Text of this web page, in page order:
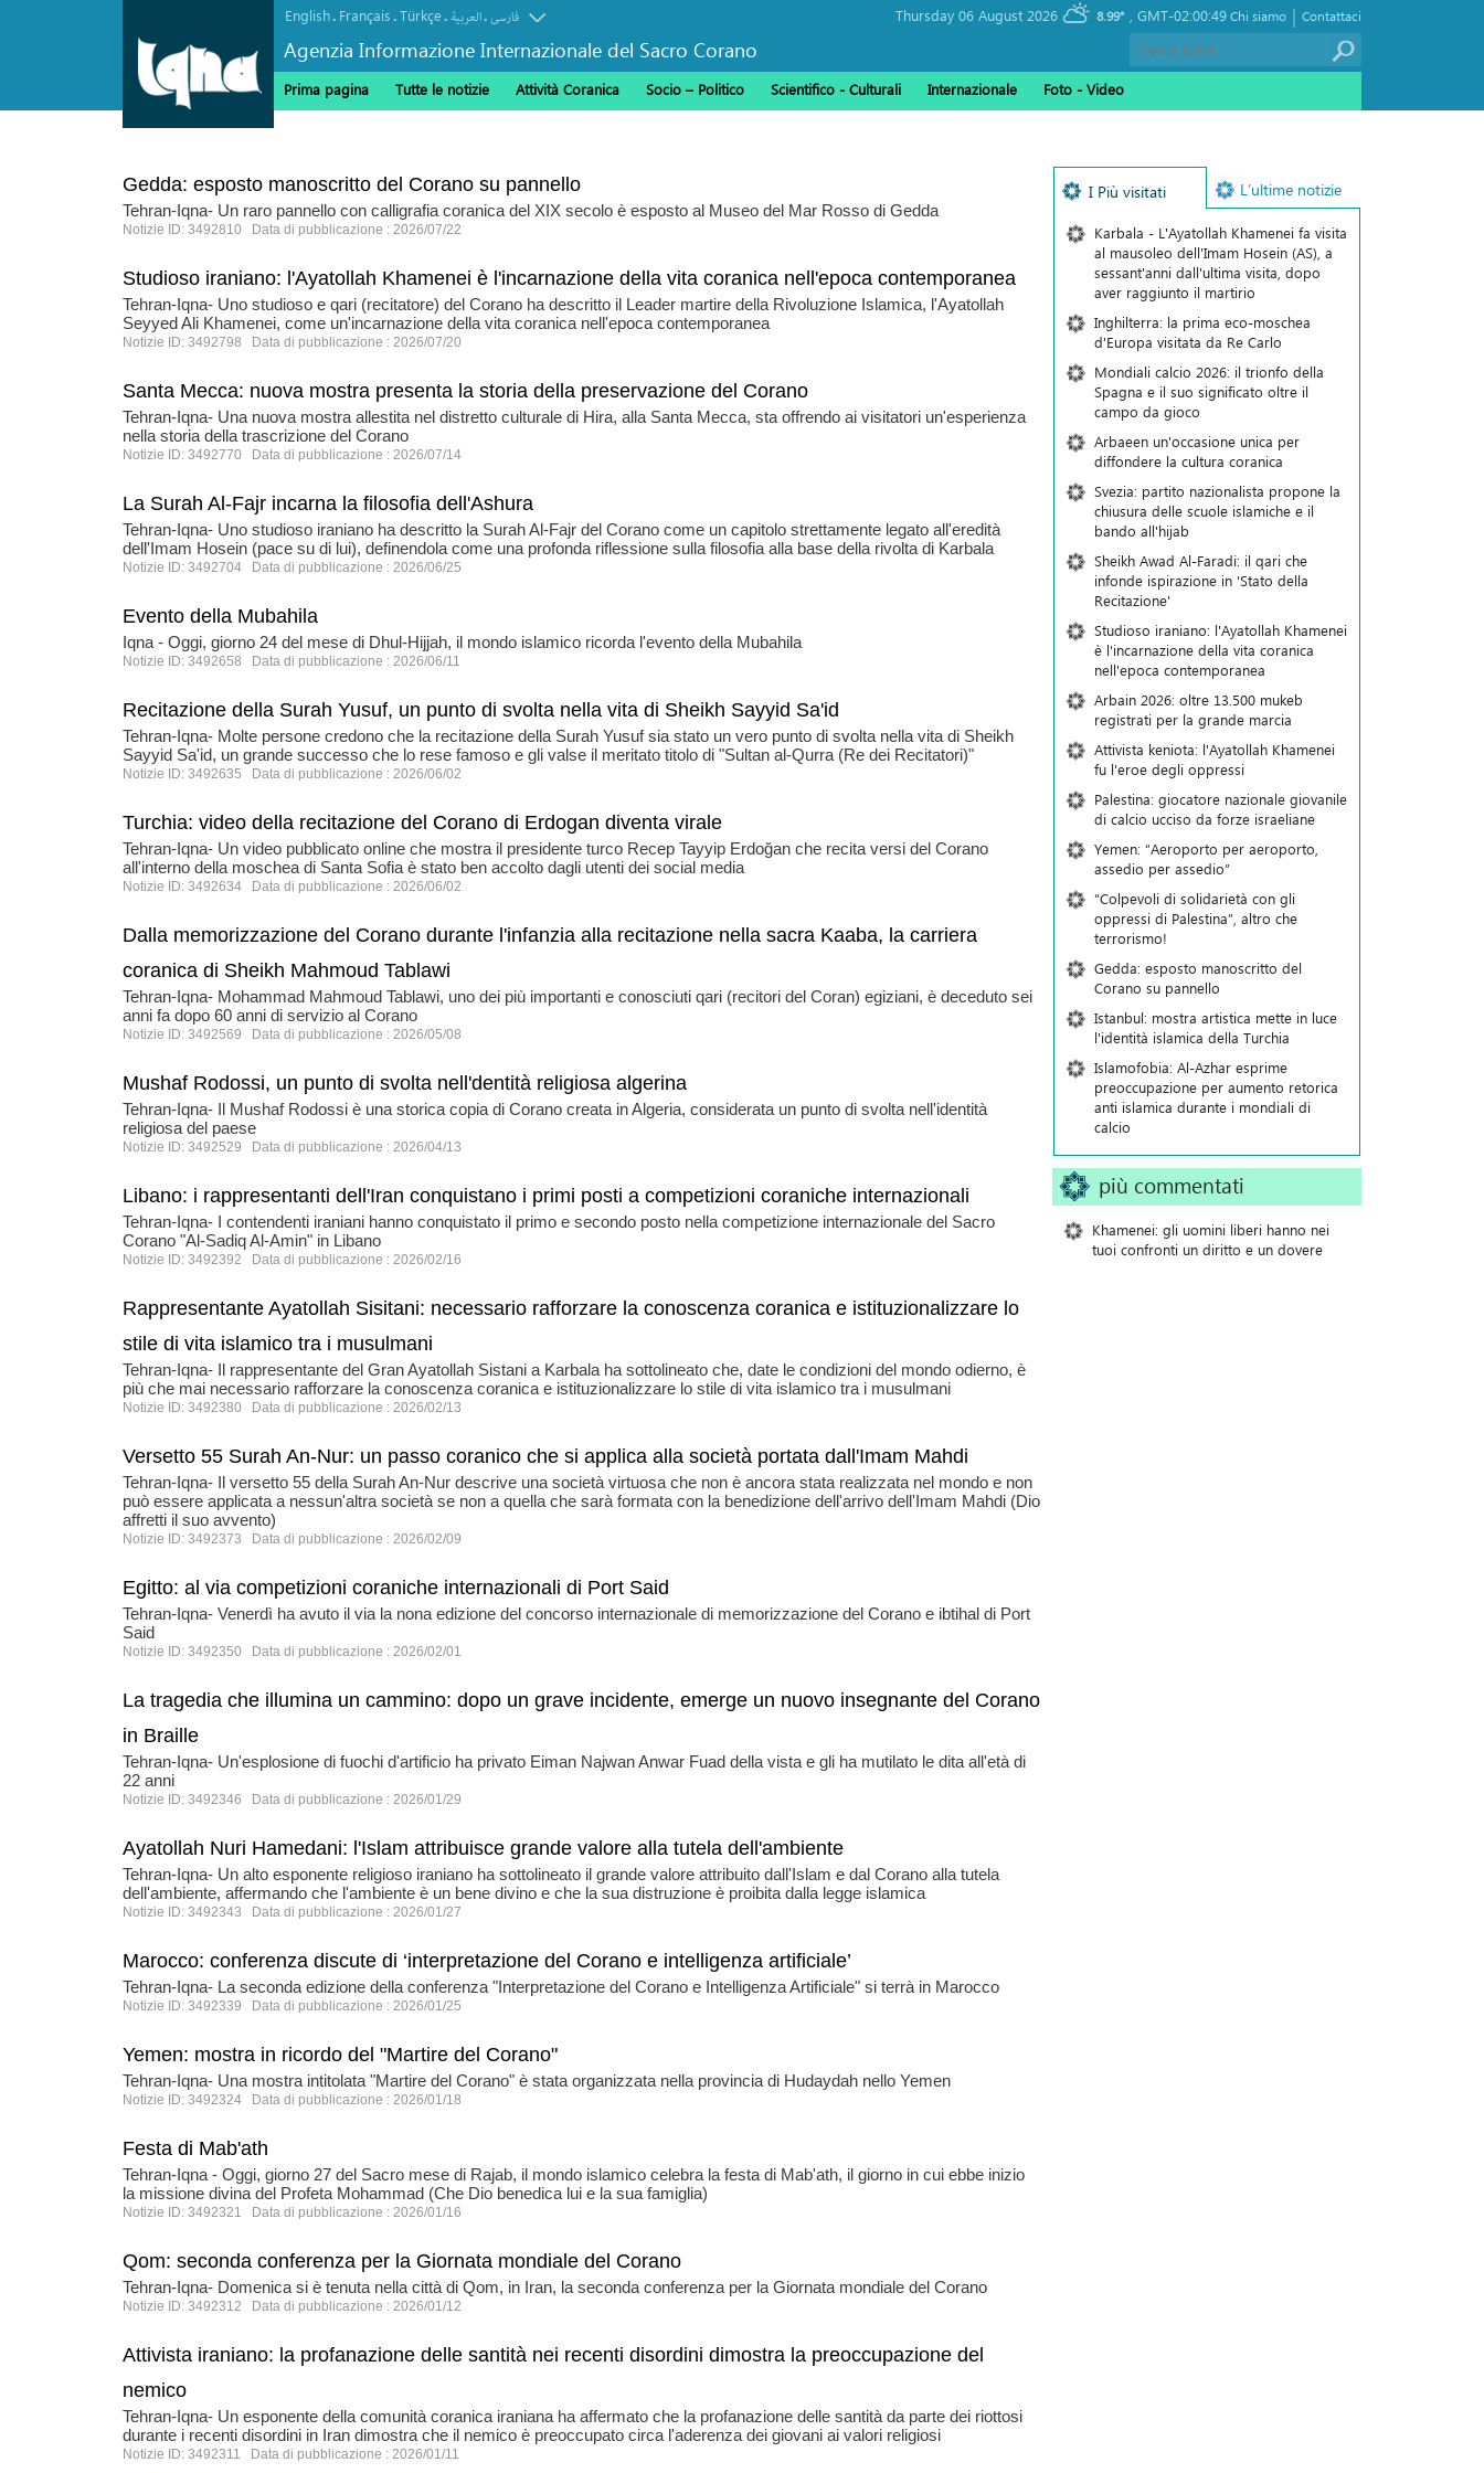
Agenzia Informazione Internazionale del Sacro Corano
English. Français.Türkçe. العربیة.فارسی GMT-02:00:49
8.99° Contattaci
|
Chi siamo
Prima pagina Tutte le notizie Attività Coranica Socio – Politico Scientifico - Culturali Internazionale Foto - Video
Gedda: esposto manoscritto del Corano su pannello
Tehran-Iqna- Un raro pannello con calligrafia coranica del XIX secolo è esposto al Museo del Mar Rosso di Gedda
Notizie ID: 3492810 Data di pubblicazione : 2026/07/22
Studioso iraniano: l'Ayatollah Khamenei è l'incarnazione della vita coranica nell'epoca contemporanea
Tehran-Iqna- Uno studioso e qari (recitatore) del Corano ha descritto il Leader martire della Rivoluzione Islamica, l'Ayatollah
Seyyed Ali Khamenei, come un'incarnazione della vita coranica nell'epoca contemporanea
Notizie ID: 3492798 Data di pubblicazione : 2026/07/20
Santa Mecca: nuova mostra presenta la storia della preservazione del Corano
Tehran-Iqna- Una nuova mostra allestita nel distretto culturale di Hira, alla Santa Mecca, sta offrendo ai visitatori un'esperienza
nella storia della trascrizione del Corano
Notizie ID: 3492770 Data di pubblicazione : 2026/07/14
La Surah Al-Fajr incarna la filosofia dell'Ashura
Tehran-Iqna- Uno studioso iraniano ha descritto la Surah Al-Fajr del Corano come un capitolo strettamente legato all'eredità
dell'Imam Hosein (pace su di lui), definendola come una profonda riflessione sulla filosofia alla base della rivolta di Karbala
Notizie ID: 3492704 Data di pubblicazione : 2026/06/25
Evento della Mubahila
Iqna - Oggi, giorno 24 del mese di Dhul-Hijjah, il mondo islamico ricorda l'evento della Mubahila
Notizie ID: 3492658 Data di pubblicazione : 2026/06/11
Recitazione della Surah Yusuf, un punto di svolta nella vita di Sheikh Sayyid Sa'id
Tehran-Iqna- Molte persone credono che la recitazione della Surah Yusuf sia stato un vero punto di svolta nella vita di Sheikh
Sayyid Sa'id, un grande successo che lo rese famoso e gli valse il meritato titolo di "Sultan al-Qurra (Re dei Recitatori)"
Notizie ID: 3492635 Data di pubblicazione : 2026/06/02
Turchia: video della recitazione del Corano di Erdogan diventa virale
Tehran-Iqna- Un video pubblicato online che mostra il presidente turco Recep Tayyip Erdoğan che recita versi del Corano
all'interno della moschea di Santa Sofia è stato ben accolto dagli utenti dei social media
Notizie ID: 3492634 Data di pubblicazione : 2026/06/02
Dalla memorizzazione del Corano durante l'infanzia alla recitazione nella sacra Kaaba, la carriera
coranica di Sheikh Mahmoud Tablawi
Tehran-Iqna- Mohammad Mahmoud Tablawi, uno dei più importanti e conosciuti qari (recitori del Coran) egiziani, è deceduto sei
anni fa dopo 60 anni di servizio al Corano
Notizie ID: 3492569 Data di pubblicazione : 2026/05/08
Mushaf Rodossi, un punto di svolta nell'dentità religiosa algerina
Tehran-Iqna- Il Mushaf Rodossi è una storica copia di Corano creata in Algeria, considerata un punto di svolta nell'identità
religiosa del paese
Notizie ID: 3492529 Data di pubblicazione : 2026/04/13
Libano: i rappresentanti dell'Iran conquistano i primi posti a competizioni coraniche internazionali
Tehran-Iqna- I contendenti iraniani hanno conquistato il primo e secondo posto nella competizione internazionale del Sacro
Corano "Al-Sadiq Al-Amin" in Libano
Notizie ID: 3492392 Data di pubblicazione : 2026/02/16
Rappresentante Ayatollah Sisitani: necessario rafforzare la conoscenza coranica e istituzionalizzare lo
stile di vita islamico tra i musulmani
Tehran-Iqna- Il rappresentante del Gran Ayatollah Sistani a Karbala ha sottolineato che, date le condizioni del mondo odierno, è
più che mai necessario rafforzare la conoscenza coranica e istituzionalizzare lo stile di vita islamico tra i musulmani
Notizie ID: 3492380 Data di pubblicazione : 2026/02/13
Versetto 55 Surah An-Nur: un passo coranico che si applica alla società portata dall'Imam Mahdi
Tehran-Iqna- Il versetto 55 della Surah An-Nur descrive una società virtuosa che non è ancora stata realizzata nel mondo e non
può essere applicata a nessun'altra società se non a quella che sarà formata con la benedizione dell'arrivo dell'Imam Mahdi (Dio
affretti il suo avvento)
Notizie ID: 3492373 Data di pubblicazione : 2026/02/09
Egitto: al via competizioni coraniche internazionali di Port Said
Tehran-Iqna- Venerdì ha avuto il via la nona edizione del concorso internazionale di memorizzazione del Corano e ibtihal di Port
Said
Notizie ID: 3492350 Data di pubblicazione : 2026/02/01
La tragedia che illumina un cammino: dopo un grave incidente, emerge un nuovo insegnante del Corano
in Braille
Tehran-Iqna- Un'esplosione di fuochi d'artificio ha privato Eiman Najwan Anwar Fuad della vista e gli ha mutilato le dita all'età di
22 anni
Notizie ID: 3492346 Data di pubblicazione : 2026/01/29
Ayatollah Nuri Hamedani: l'Islam attribuisce grande valore alla tutela dell'ambiente
Tehran-Iqna- Un alto esponente religioso iraniano ha sottolineato il grande valore attribuito dall'Islam e dal Corano alla tutela
dell'ambiente, affermando che l'ambiente è un bene divino e che la sua distruzione è proibita dalla legge islamica
Notizie ID: 3492343 Data di pubblicazione : 2026/01/27
Marocco: conferenza discute di ‘interpretazione del Corano e intelligenza artificiale’
Tehran-Iqna- La seconda edizione della conferenza "Interpretazione del Corano e Intelligenza Artificiale" si terrà in Marocco
Notizie ID: 3492339 Data di pubblicazione : 2026/01/25
Yemen: mostra in ricordo del "Martire del Corano"
Tehran-Iqna- Una mostra intitolata "Martire del Corano" è stata organizzata nella provincia di Hudaydah nello Yemen
Notizie ID: 3492324 Data di pubblicazione : 2026/01/18
Festa di Mab'ath
Tehran-Iqna - Oggi, giorno 27 del Sacro mese di Rajab, il mondo islamico celebra la festa di Mab'ath, il giorno in cui ebbe inizio
la missione divina del Profeta Mohammad (Che Dio benedica lui e la sua famiglia)
Notizie ID: 3492321 Data di pubblicazione : 2026/01/16
Qom: seconda conferenza per la Giornata mondiale del Corano
Tehran-Iqna- Domenica si è tenuta nella città di Qom, in Iran, la seconda conferenza per la Giornata mondiale del Corano
Notizie ID: 3492312 Data di pubblicazione : 2026/01/12
Attivista iraniano: la profanazione delle santità nei recenti disordini dimostra la preoccupazione del
nemico
Tehran-Iqna- Un esponente della comunità coranica iraniana ha affermato che la profanazione delle santità da parte dei riottosi
durante i recenti disordini in Iran dimostra che il nemico è preoccupato circa l'aderenza dei giovani ai valori religiosi
Notizie ID: 3492311 Data di pubblicazione : 2026/01/11
I Più visitati L’ultime notizie
Karbala - L'Ayatollah Khamenei fa visita
al mausoleo dell'Imam Hosein (AS), a
sessant'anni dall'ultima visita, dopo
aver raggiunto il martirio
Inghilterra: la prima eco-moschea
d'Europa visitata da Re Carlo
Mondiali calcio 2026: il trionfo della
Spagna e il suo significato oltre il
campo da gioco
Arbaeen un'occasione unica per
diffondere la cultura coranica
Svezia: partito nazionalista propone la
chiusura delle scuole islamiche e il
bando all'hijab
Sheikh Awad Al-Faradi: il qari che
infonde ispirazione in 'Stato della
Recitazione'
Studioso iraniano: l'Ayatollah Khamenei
è l'incarnazione della vita coranica
nell'epoca contemporanea
Arbain 2026: oltre 13.500 mukeb
registrati per la grande marcia
Attivista keniota: l'Ayatollah Khamenei
fu l'eroe degli oppressi
Palestina: giocatore nazionale giovanile
di calcio ucciso da forze israeliane
Yemen: “Aeroporto per aeroporto,
assedio per assedio”
“Colpevoli di solidarietà con gli
oppressi di Palestina”, altro che
terrorismo!
Gedda: esposto manoscritto del
Corano su pannello
Istanbul: mostra artistica mette in luce
l'identità islamica della Turchia
Islamofobia: Al-Azhar esprime
preoccupazione per aumento retorica
anti islamica durante i mondiali di
calcio
più commentati
Khamenei: gli uomini liberi hanno nei
tuoi confronti un diritto e un dovere